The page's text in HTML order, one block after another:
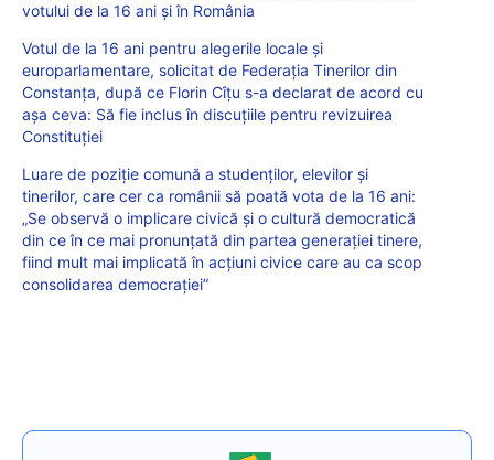
votului de la 16 ani și în România
Votul de la 16 ani pentru alegerile locale și
europarlamentare, solicitat de Federația Tinerilor din
Constanța, după ce Florin Cîțu s-a declarat de acord cu
așa ceva: Să fie inclus în discuțiile pentru revizuirea
Constituției
Luare de poziție comună a studenților, elevilor și
tinerilor, care cer ca românii să poată vota de la 16 ani:
„Se observă o implicare civică și o cultură democratică
din ce în ce mai pronunțată din partea generației tinere,
fiind mult mai implicată în acțiuni civice care au ca scop
consolidarea democrației”